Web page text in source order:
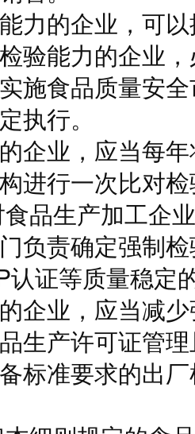
力的企业，可
验能力的企业
施食品质量安
执行。
企业，应当每
进行一次比对
品生产加工企
负责确定强制
认证等质量稳定
企业，应当减
生产许可证管
标准要求的出